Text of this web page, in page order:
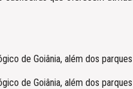
de Goiânia, além dos
de Goiânia, além dos